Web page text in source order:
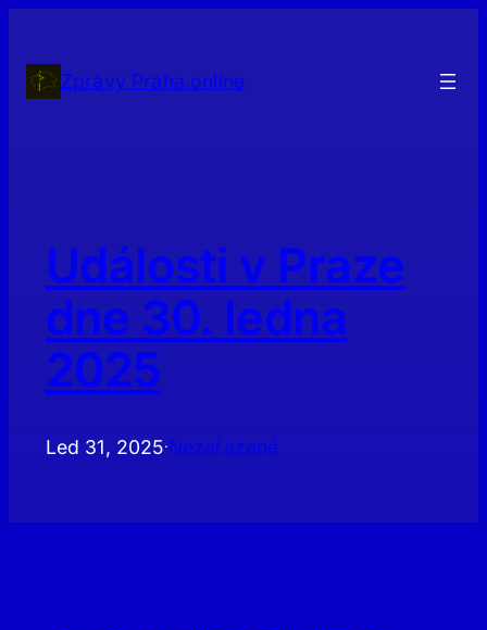
obsahZprávy Praha.online
Události v Praze
dne 30. ledna
2025
Led 31, 2025·Nezařazené